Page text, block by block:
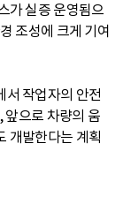
가 실증 운영됨으
조성에 크게 기여
서 작업자의 안전
앞으로 차량의 움
개발한다는 계획